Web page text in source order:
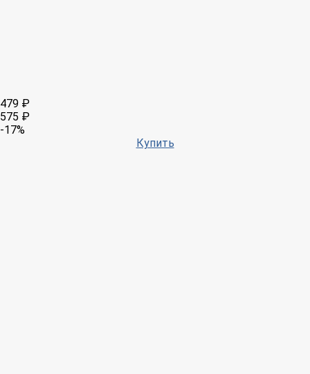
479 ₽
575 ₽
-17%
Купить